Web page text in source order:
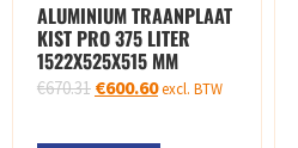
ALUMINIUM TRAANPLAAT
KIST PRO 375 LITER
1522X525X515 MM
€670.31 €600.60excl. BTW